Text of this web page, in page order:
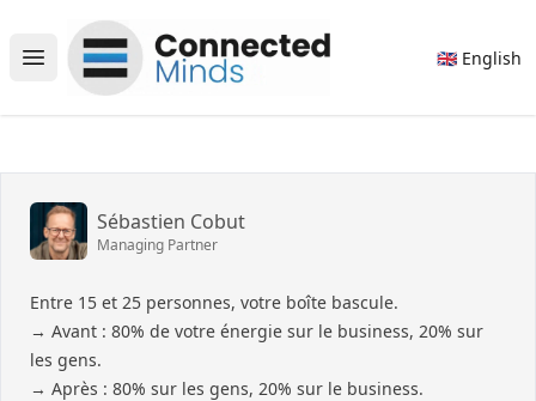
Open main menu
Connected Minds
🇬🇧 English
Sébastien Cobut
Managing Partner
Entre 15 et 25 personnes, votre boîte bascule.
→ Avant : 80% de votre énergie sur le business, 20% sur
les gens.
→ Après : 80% sur les gens, 20% sur le business.